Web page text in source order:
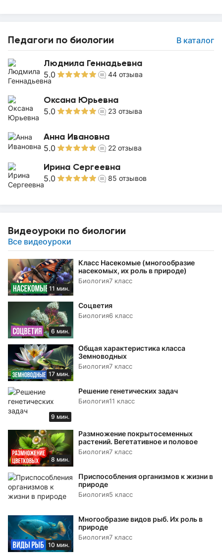
Педагоги по биологии В каталог
Людмила Геннадьевна
5.0 44 отзыва
Оксана Юрьевна
5.0 23 отзыва
Анна Ивановна
5.0 22 отзыва
Ирина Сергеевна
5.0 85 отзывов
Видеоуроки по биологии
Все видеоуроки
11 мин.
Класс Насекомые (многообразие
насекомых, их роль в природе)
Биология7 класс
6 мин.
Соцветия
Биология6 класс
17 мин.
Общая характеристика класса
Земноводных
Биология7 класс
9 мин.
Решение генетических задач
Биология11 класс
8 мин.
Размножение покрытосеменных
растений. Вегетативное и половое
Биология7 класс
Приспособления организмов к жизни в
природе
Биология5 класс
10 мин.
Многообразие видов рыб. Их роль в
природе
Биология7 класс